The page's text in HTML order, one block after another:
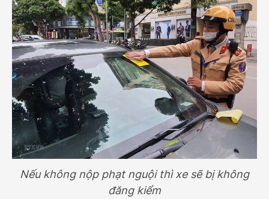
Nếu không nộp phạt nguội thì xe sẽ bị không
đăng kiểm